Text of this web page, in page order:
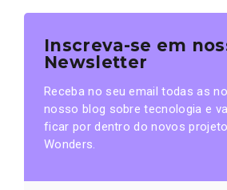
Inscreva-se em
Newsletter
Receba no seu email todas as
nosso blog sobre tecnologia e
ficar por dentro do novos
Wonders.